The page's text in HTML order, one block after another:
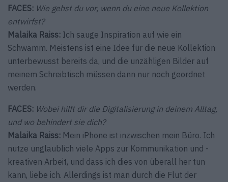
FACES: Wie gehst du vor, wenn du eine neue Kollektion
entwirfst?
Malaika Raiss: Ich sauge Inspiration auf wie ein
Schwamm. Meistens ist eine Idee für die neue Kollektion
unterbewusst bereits da, und die unzähligen Bilder auf
meinem Schreibtisch müssen dann nur noch geordnet
werden.
FACES: Wobei hilft dir die Digitalisierung in deinem Alltag,
und wo behindert sie dich?
Malaika Raiss: Mein iPhone ist inzwischen mein Büro. Ich
nutze unglaublich viele Apps zur Kommunikation und ­
kreativen Arbeit, und dass ich dies von überall her tun
kann, liebe ich. Allerdings ist man durch die Flut der